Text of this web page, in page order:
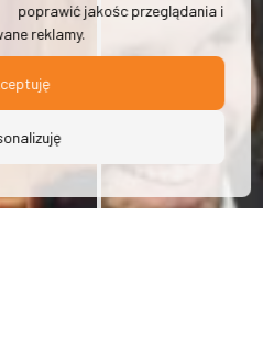
poprawić jakośc przeglądania i
reklamy.